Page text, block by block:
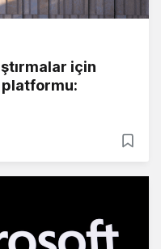
için
platformu: